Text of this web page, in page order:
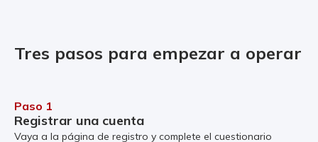
Tres pasos para empezar a operar
Paso 1
Registrar una cuenta
Vaya a la página de registro y complete el cuestionario